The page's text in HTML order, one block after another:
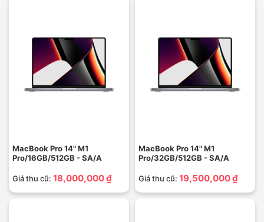
MacBook Pro 14" M1
Pro/16GB/512GB - SA/A
Giá thu cũ: 18,000,000 ₫
MacBook Pro 14" M1
Pro/32GB/512GB - SA/A
Giá thu cũ: 19,500,000 ₫